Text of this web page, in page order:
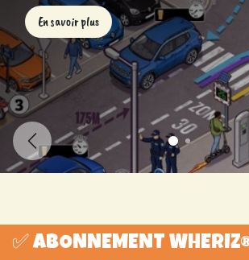
En savoir plus
Précédent
✅ ABONNEMENT